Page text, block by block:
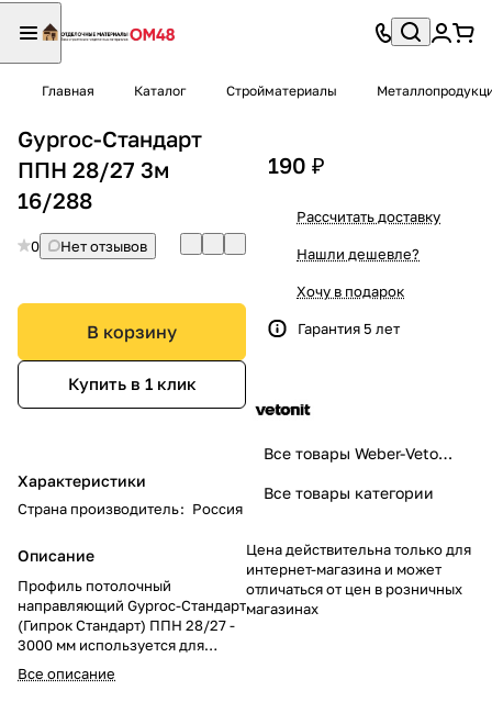
Главная Каталог Стройматериалы
Gyproc-Стандарт
ППН 28/27 3м
16/288
0 Нет отзывов
В корзину
Купить в 1 клик
Характеристики
Страна производитель: Россия
Описание
Профиль потолочный
направляющий Gyproc-Стандарт
(Гипрок Стандарт) ППН 28/27 -
3000 мм используется для
установки каркасов подвесных
потолков и облицовки других
Все описание
190 ₽
Рассчитать доставку
Нашли дешевле?
Хочу в подарок
Гарантия 5 лет
Все товары Weber-Vetonit
Все товары категории
Цена действительна только для
интернет-магазина и может
отличаться от цен в розничных
магазинах